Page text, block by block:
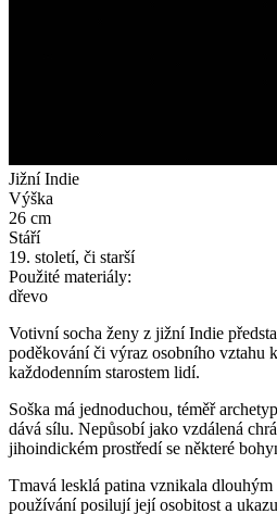
Jižní Indie
Výška
26 cm
Stáří
19. století, či starší
Použité materiály:
dřevo
Votivní socha ženy z jižní Indie
poděkování či výraz osobního vztahu
každodenním starostem lidí.
Soška má jednoduchou, téměř
dává sílu. Nepůsobí jako vzdálená
jihoindickém prostředí se některé
Tmavá lesklá patina vznikala
používání posilují její osobitost a